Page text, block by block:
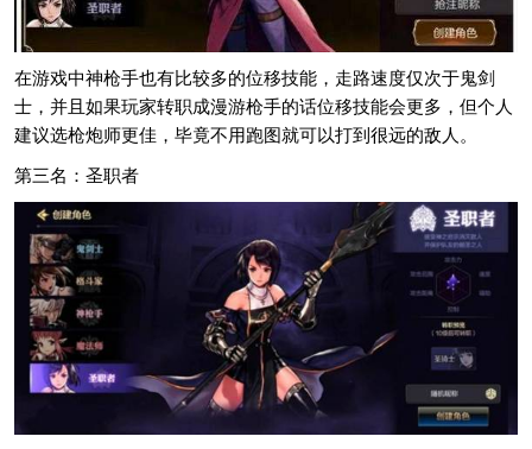
在游戏中神枪手也有比较多的位移技能，走路速度仅次于鬼剑
士，并且如果玩家转职成漫游枪手的话位移技能会更多，但个人
建议选枪炮师更佳，毕竟不用跑图就可以打到很远的敌人。
第三名：圣职者